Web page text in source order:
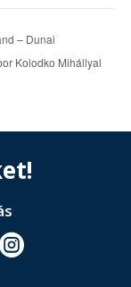
– Dunai
Kolodko Mihállyal
